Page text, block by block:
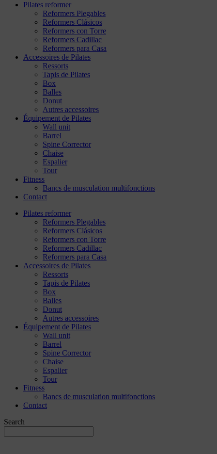
Pilates reformer
Reformers Plegables
Reformers Clásicos
Reformers con Torre
Reformers Cadillac
Reformers para Casa
Accessoires de Pilates
Ressorts
Tapis de Pilates
Box
Balles
Donut
Autres accessoires
Équipement de Pilates
Wall unit
Barrel
Spine Corrector
Chaise
Espalier
Tour
Fitness
Bancs de musculation multifonctions
Contact
Pilates reformer
Reformers Plegables
Reformers Clásicos
Reformers con Torre
Reformers Cadillac
Reformers para Casa
Accessoires de Pilates
Ressorts
Tapis de Pilates
Box
Balles
Donut
Autres accessoires
Équipement de Pilates
Wall unit
Barrel
Spine Corrector
Chaise
Espalier
Tour
Fitness
Bancs de musculation multifonctions
Contact
Search